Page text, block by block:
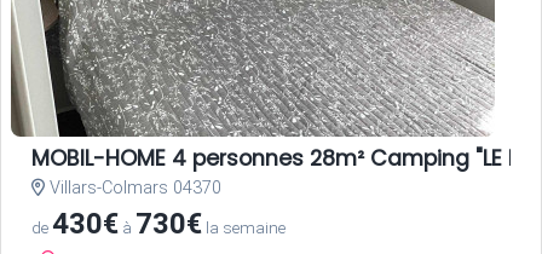
MOBIL-HOME 4 personnes 28m² Camping "LE
Villars-Colmars 04370
de430€ à 730€ la semaine